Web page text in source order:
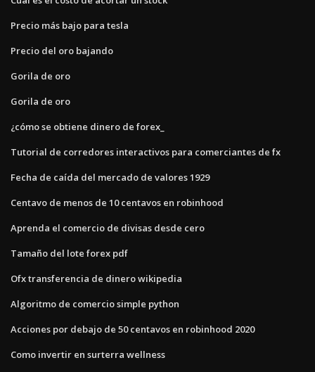
Precio más bajo para tesla
Precio del oro bajando
Gorila de oro
Gorila de oro
¿cómo se obtiene dinero de forex_
Tutorial de corredores interactivos para comerciantes de fx
Fecha de caída del mercado de valores 1929
Centavo de menos de 10 centavos en robinhood
Aprenda el comercio de divisas desde cero
Tamaño del lote forex pdf
Ofx transferencia de dinero wikipedia
Algoritmo de comercio simple python
Acciones por debajo de 50 centavos en robinhood 2020
Como invertir en surterra wellness